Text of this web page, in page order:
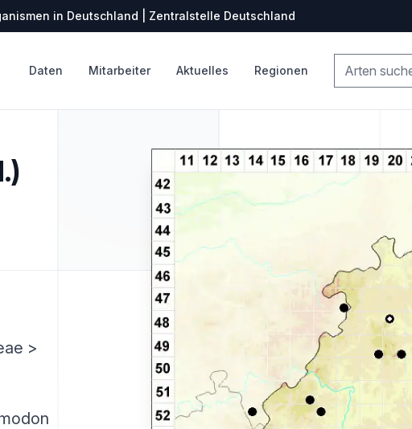
in Deutschland | Zentralstelle Deutschland
Daten Mitarbeiter Aktuelles Regionen
>